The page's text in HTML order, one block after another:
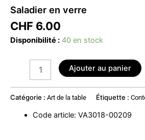
Saladier en verre
CHF 6.00
Disponibilité : 40 en stock
Ajouter au panier
Catégorie : Art de la table Étiquette :
Code article: VA3018-00209